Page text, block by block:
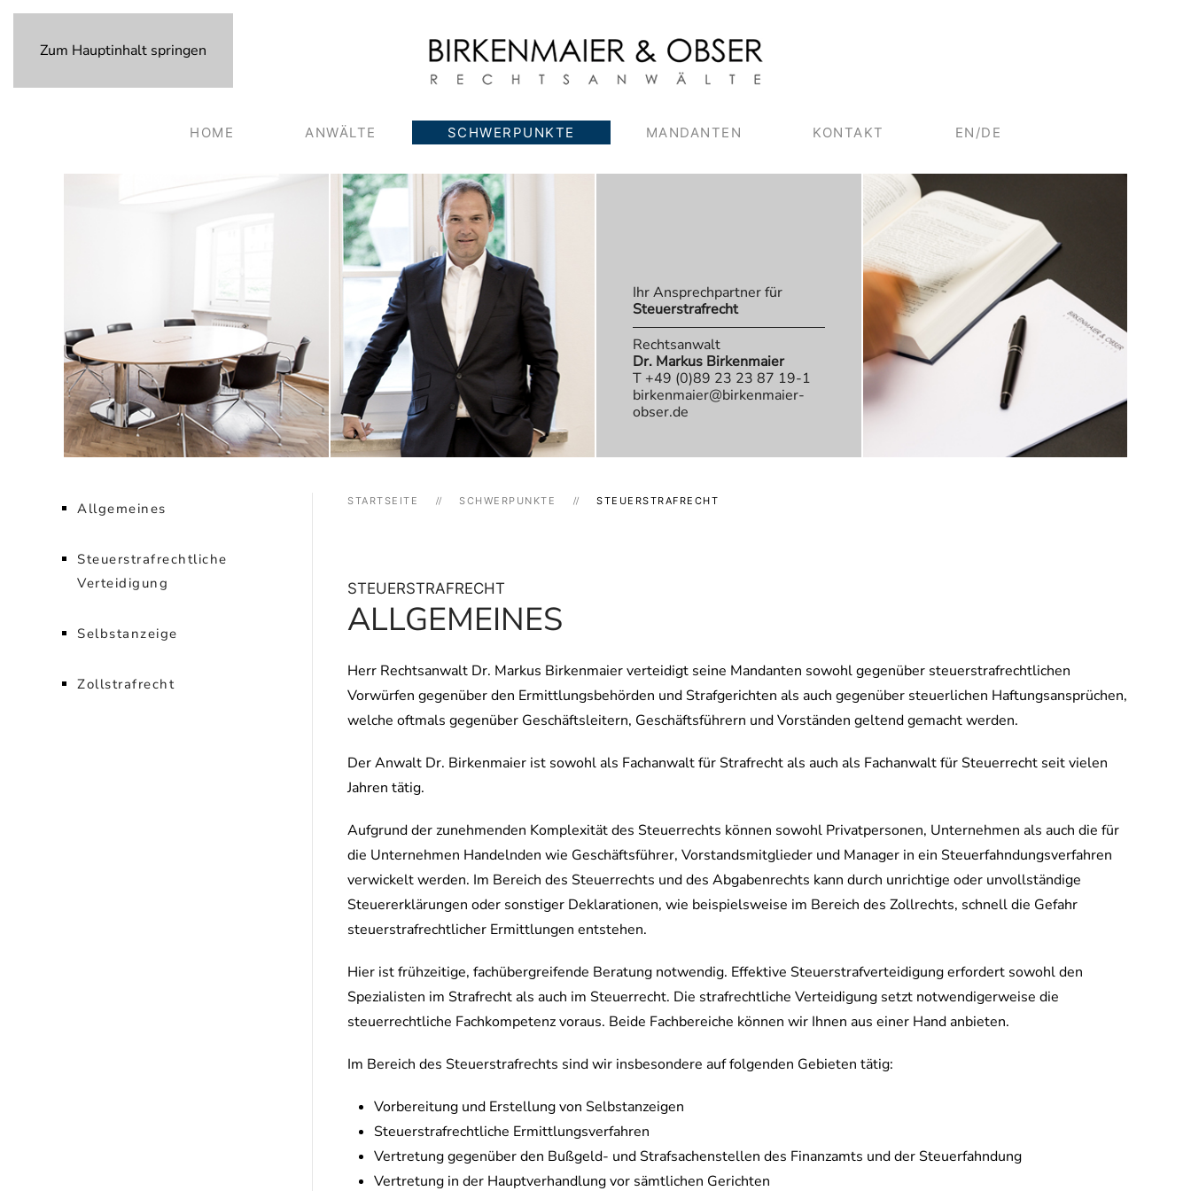
Zum Hauptinhalt springen
HOME ANWÄLTE SCHWERPUNKTE MANDANTEN KONTAKT EN/DE
Ihr Ansprechpartner für
Steuerstrafrecht
Rechtsanwalt
Dr. Markus Birkenmaier
T +49 (0)89 23 23 87 19-1
birkenmaier@birkenmaier-
obser.de
Allgemeines
Steuerstrafrechtliche
Verteidigung
Selbstanzeige
Zollstrafrecht
STARTSEITE SCHWERPUNKTE STEUERSTRAFRECHT
STEUERSTRAFRECHT
ALLGEMEINES
Herr Rechtsanwalt Dr. Markus Birkenmaier verteidigt seine Mandanten sowohl gegenüber steuerstrafrechtlichen
Vorwürfen gegenüber den Ermittlungsbehörden und Strafgerichten als auch gegenüber steuerlichen Haftungsansprüchen,
welche oftmals gegenüber Geschäftsleitern, Geschäftsführern und Vorständen geltend gemacht werden.
Der Anwalt Dr. Birkenmaier ist sowohl als Fachanwalt für Strafrecht als auch als Fachanwalt für Steuerrecht seit vielen
Jahren tätig.
Aufgrund der zunehmenden Komplexität des Steuerrechts können sowohl Privatpersonen, Unternehmen als auch die für
die Unternehmen Handelnden wie Geschäftsführer, Vorstandsmitglieder und Manager in ein Steuerfahndungsverfahren
verwickelt werden. Im Bereich des Steuerrechts und des Abgabenrechts kann durch unrichtige oder unvollständige
Steuererklärungen oder sonstiger Deklarationen, wie beispielsweise im Bereich des Zollrechts, schnell die Gefahr
steuerstrafrechtlicher Ermittlungen entstehen.
Hier ist frühzeitige, fachübergreifende Beratung notwendig. Effektive Steuerstrafverteidigung erfordert sowohl den
Spezialisten im Strafrecht als auch im Steuerrecht. Die strafrechtliche Verteidigung setzt notwendigerweise die
steuerrechtliche Fachkompetenz voraus. Beide Fachbereiche können wir Ihnen aus einer Hand anbieten.
Im Bereich des Steuerstrafrechts sind wir insbesondere auf folgenden Gebieten tätig:
Vorbereitung und Erstellung von Selbstanzeigen
Steuerstrafrechtliche Ermittlungsverfahren
Vertretung gegenüber den Bußgeld- und Strafsachenstellen des Finanzamts und der Steuerfahndung
Vertretung in der Hauptverhandlung vor sämtlichen Gerichten